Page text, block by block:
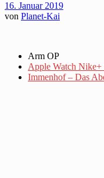
16. Januar 2019
von Planet-Kai
Arm OP
Apple Watch Nike+
Immenhof – Das